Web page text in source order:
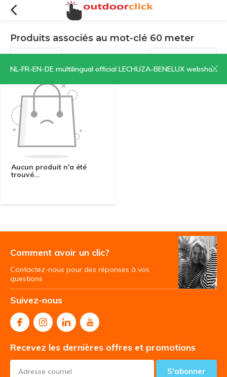
NL-FR-EN-DE multilingual official LECHUZA-BENELUX webshop | CLICK HERE NOW!
Produits associés au mot-clé 60 meter
Filtres Trier par:
Aucun produit n'a été
trouvé...
Comment avoir un clic?
Contactez-nous pour des réponses à vos
questions
Suivez-nous
Recevez les dernières offres et promotions
S'abonner